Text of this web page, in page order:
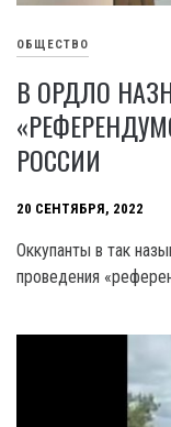
ОБЩЕСТВО
В ОРДЛО
РОССИИ
20 СЕНТЯБРЯ, 2022
Оккупанты в так
проведения